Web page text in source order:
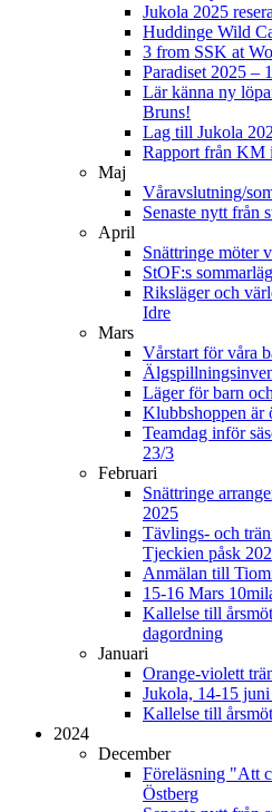
Jukola 2025
Huddinge Wild
3 from SSK at
Paradiset 2025 –
Lär känna ny
Bruns!
Lag till Jukola
Rapport från KM
Maj
Våravslutning/
Senaste nytt från
April
Snättringe möter
StOF:s
Riksläger och
Idre
Mars
Vårstart för våra
Läger för barn
Klubbshoppen är
Teamdag inför
23/3
Februari
Snättringe
2025
Tävlings- och
Tjeckien påsk
Anmälan till
15-16 Mars
Kallelse till
dagordning
Januari
Orange-violett
Jukola, 14-15
Kallelse till
2024
December
Föreläsning "Att
Östberg